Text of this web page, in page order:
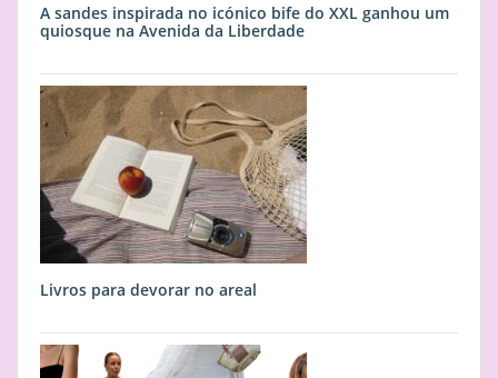
A sandes inspirada no icónico bife do XXL ganhou um
quiosque na Avenida da Liberdade
Livros para devorar no areal